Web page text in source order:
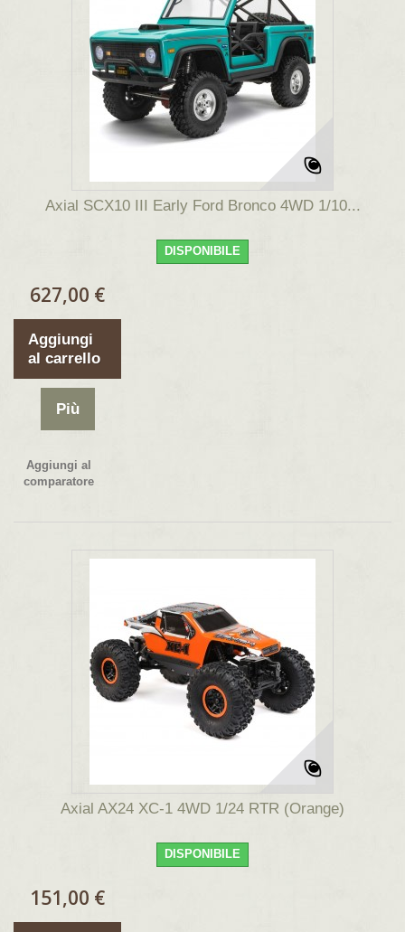
Axial SCX10 III Early Ford Bronco 4WD 1/10...
DISPONIBILE
627,00 €
Aggiungi
al carrello
Più
Aggiungi al
comparatore
Axial AX24 XC-1 4WD 1/24 RTR (Orange)
DISPONIBILE
151,00 €